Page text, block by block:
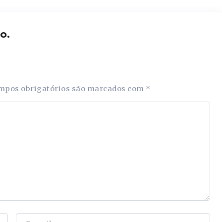
obrigatórios são marcados com *